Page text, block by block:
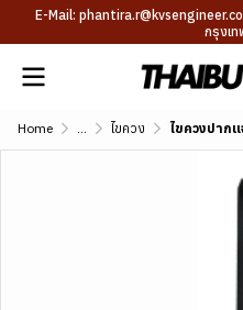
E-Mail:
กรุงเ
Home ... ไขควง ไขควงปากแฉก